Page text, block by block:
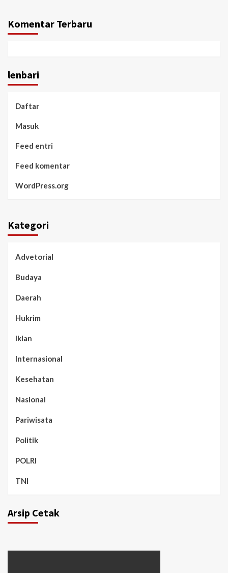
Komentar Terbaru
lenbari
Daftar
Masuk
Feed entri
Feed komentar
WordPress.org
Kategori
Advetorial
Budaya
Daerah
Hukrim
Iklan
Internasional
Kesehatan
Nasional
Pariwisata
Politik
POLRI
TNI
Arsip Cetak